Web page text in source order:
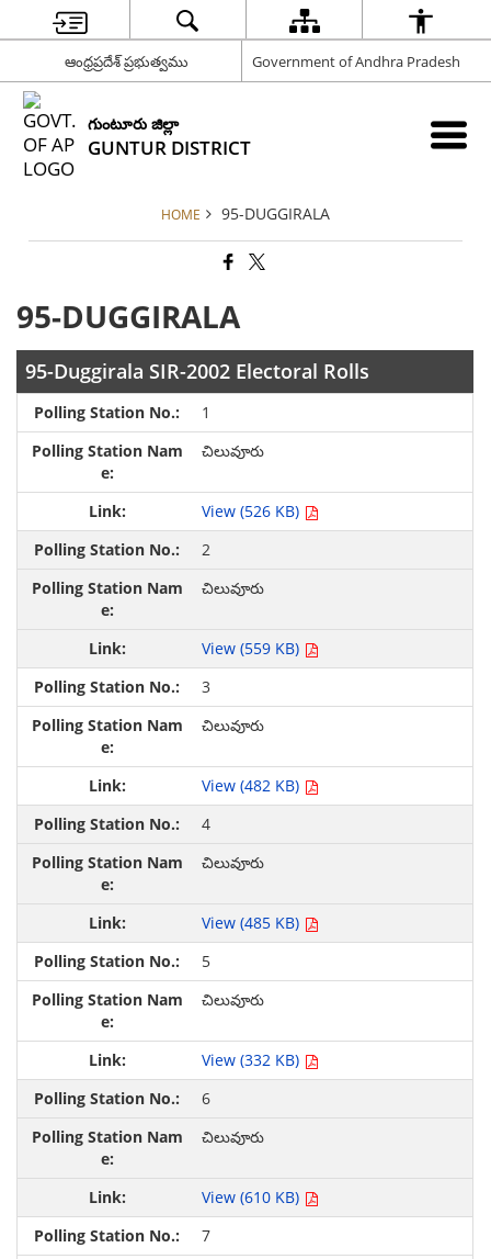
ఆంధ్రప్రదేశ్ ప్రభుత్వము Government of Andhra Pradesh
గుంటూరు జిల్లా
GUNTUR DISTRICT
HOME 95-DUGGIRALA
95-DUGGIRALA
95-Duggirala SIR-2002 Electoral Rolls
1
చిలువూరు
View (526 KB)
2
చిలువూరు
View (559 KB)
3
చిలువూరు
View (482 KB)
4
చిలువూరు
View (485 KB)
5
చిలువూరు
View (332 KB)
6
చిలువూరు
View (610 KB)
7